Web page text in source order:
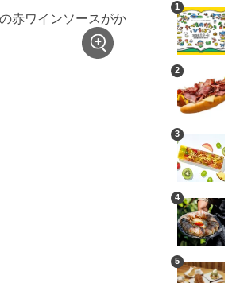
1
2
3
4
5